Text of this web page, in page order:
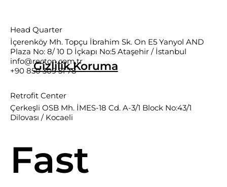
Fast
Retrofit Center
Çerkeşli OSB Mh. İMES-18 Cd. A-3/1 Block No:43/1
Dilovası / Kocaeli
Head Quarter
İçerenköy Mh. Topçu İbrahim Sk. On E5 Yanyol AND
Plaza No: 8/ 10 D İçkapı No:5 Ataşehir / İstanbul
info@recton.com.tr
+90 850 309 51 78
Gizlilik.Koruma